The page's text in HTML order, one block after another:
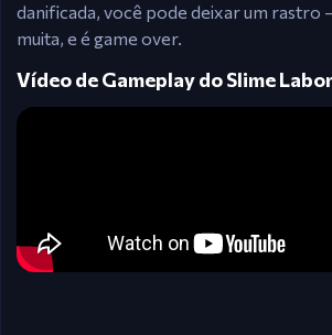
danificada, você pode deixar um rastro
muita, e é game over.
Vídeo de Gameplay do Slime